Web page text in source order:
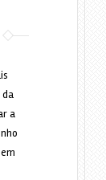
da
a